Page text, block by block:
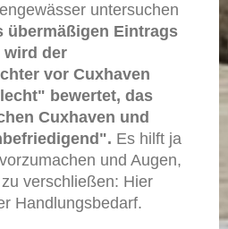
untersuchen
übermäßigen Eintrags
wird der
vor Cuxhaven
bewertet, das
Cuxhaven und
Es hilft ja
und Augen,
verschließen: Hier
Handlungsbedarf.